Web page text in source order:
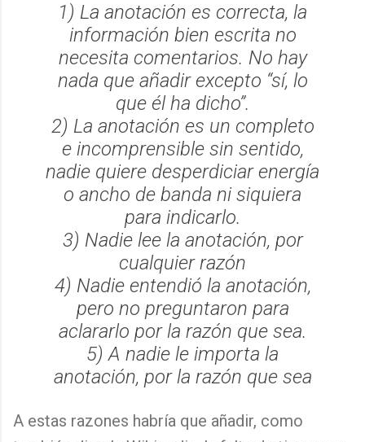
1) La anotación es correcta, la
información bien escrita no
necesita comentarios. No hay
nada que añadir excepto “sí, lo
que él ha dicho”.
2) La anotación es un completo
e incomprensible sin sentido,
nadie quiere desperdiciar energía
o ancho de banda ni siquiera
para indicarlo.
3) Nadie lee la anotación, por
cualquier razón
4) Nadie entendió la anotación,
pero no preguntaron para
aclararlo por la razón que sea.
5) A nadie le importa la
anotación, por la razón que sea
A estas razones habría que añadir, como